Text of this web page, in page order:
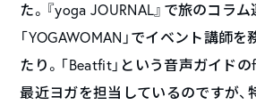
た。『yoga JOURNAL』で旅のコラ
「YOGAWOMAN」でイベント講師
たり。「Beatfit」という音声ガイド
最近ヨガを担当しているのですが、